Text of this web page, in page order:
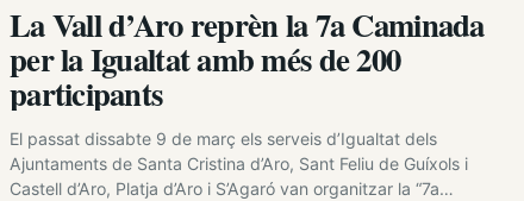
La Vall d’Aro reprèn la 7a Caminada
per la Igualtat amb més de 200
participants
El passat dissabte 9 de març els serveis d’Igualtat dels
Ajuntaments de Santa Cristina d’Aro, Sant Feliu de Guíxols i
Castell d’Aro, Platja d’Aro i S’Agaró van organitzar la “7a